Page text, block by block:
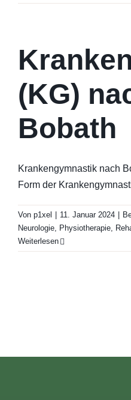
(KG)
Bobath
Krankengymnastik nach
Form der
Von p1xel 11. Januar 2024
Neurologie, Physiotherapie,
Weiterlesen